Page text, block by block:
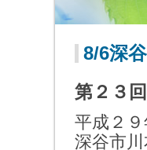
8/6深
第２３
平成２
深谷市